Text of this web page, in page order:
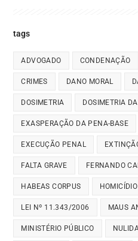
tags
ADVOGADO CONDENAÇÃO
CRIMES DANO MORAL
DOSIMETRIA DOSIMETRIA
EXASPERAÇÃO DA PENA-BASE
EXECUÇÃO PENAL
FALTA GRAVE FERNANDO
HABEAS CORPUS HOMICÍDIO
LEI Nº 11.343/2006 MAUS
MINISTÉRIO PÚBLICO